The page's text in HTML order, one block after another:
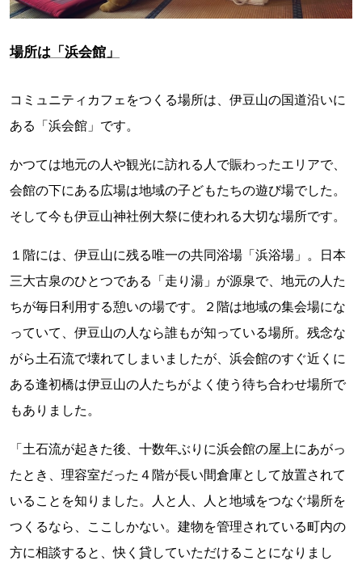
場所は「浜会館」
コミュニティカフェをつくる場所は、伊豆山の国道沿いに
ある「浜会館」です。
かつては地元の人や観光に訪れる人で賑わったエリアで、
会館の下にある広場は地域の子どもたちの遊び場でした。
そして今も伊豆山神社例大祭に使われる大切な場所です。
１階には、伊豆山に残る唯一の共同浴場「浜浴場」。日本
三大古泉のひとつである「走り湯」が源泉で、地元の人た
ちが毎日利用する憩いの場です。２階は地域の集会場にな
っていて、伊豆山の人なら誰もが知っている場所。残念な
がら土石流で壊れてしまいましたが、浜会館のすぐ近くに
ある逢初橋は伊豆山の人たちがよく使う待ち合わせ場所で
もありました。
「土石流が起きた後、十数年ぶりに浜会館の屋上にあがっ
たとき、理容室だった４階が長い間倉庫として放置されて
いることを知りました。人と人、人と地域をつなぐ場所を
つくるなら、ここしかない。建物を管理されている町内の
方に相談すると、快く貸していただけることになりまし